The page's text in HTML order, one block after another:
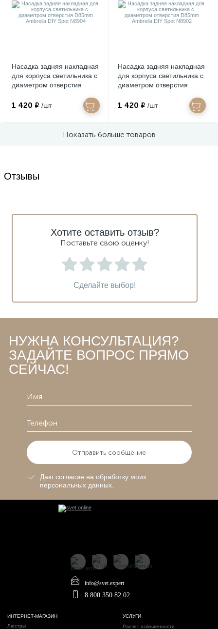
Насадка задняя накладная
для корпуса светильника с
диаметром отверстия
N8904
1 420 ₽ /шт
Насадка задняя накладная
для корпуса светильника с
диаметром отверстия
N8902
1 420 ₽ /шт
Показать больше товаров
Отзывы
Хотите оставить отзыв?
Поставьте свою оценку!
Сделайте выбор!
НУЖНА КОНСУЛЬТАЦИЯ?
ЗАДАЙТЕ ВОПРОС ПРЯМО
СЕЙЧАС!
Отправить сообщение
Даю согласие на обработку моих
персональных данных.
info@svet.expert
8 800 350 82 02
ИНТЕРНЕТ-МАГАЗИН
Люстры
УСЛУГИ
Расчет освещенности